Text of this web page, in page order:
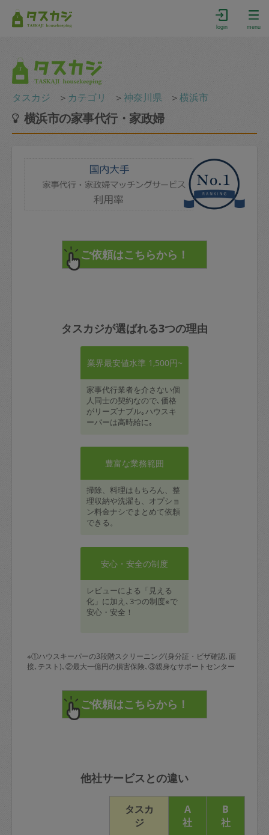
login menu
タスカジ ＞ カテゴリ ＞神奈川県 ＞横浜市
横浜市の家事代行・家政婦
タスカジが選ばれる3つの理由
業界最安値水準 1,500円~
家事代行業者を介さない個
人同士の契約なので､価格
がリーズナブル｡ハウスキ
ーパーは高時給に｡
豊富な業務範囲
掃除、料理はもちろん、整
理収納や洗濯も、オプショ
ン料金ナシでまとめて依頼
できる。
安心・安全の制度
レビューによる「見える
化」に加え､3つの制度※で
安心・安全！
※①ハウスキーパーの3段階スクリーニング(身分証・ビザ確認､面
接､テスト)､②最大一億円の損害保険､③親身なサポートセンター
他社サービスとの違い
タスカ
ジ
A
社
B
社